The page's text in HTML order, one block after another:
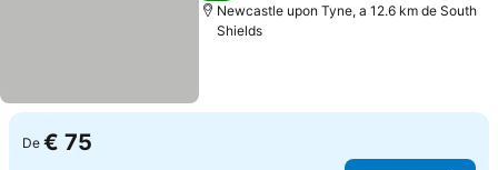
Newcastle upon Tyne, a 12.6 km de South
Shields
De € 75